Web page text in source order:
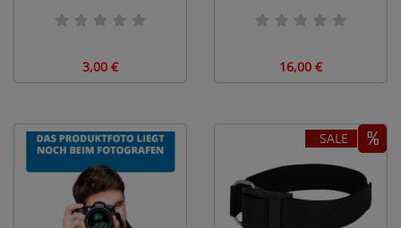
3,00 € 16,00 €
SALE